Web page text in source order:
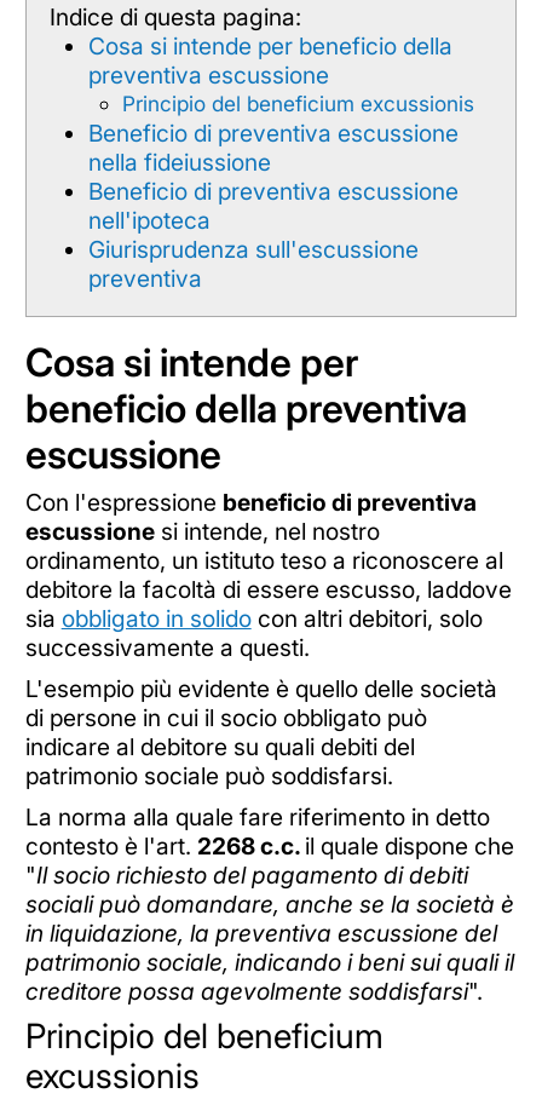
Indice di questa pagina:
Cosa si intende per beneficio della
preventiva escussione
Principio del beneficium excussionis
Beneficio di preventiva escussione
nella fideiussione
Beneficio di preventiva escussione
nell'ipoteca
Giurisprudenza sull'escussione
preventiva
Cosa si intende per
beneficio della preventiva
escussione
Con l'espressione beneficio di preventiva
escussionesi intende, nel nostro
ordinamento, un istituto teso a riconoscere al
debitore la facoltà di essere escusso, laddove
sia obbligato in solidocon altri debitori, solo
successivamente a questi.
L'esempio più evidente è quello delle società
di persone in cui il socio obbligato può
indicare al debitore su quali debiti del
patrimonio sociale può soddisfarsi.
La norma alla quale fare riferimento in detto
contesto è l'art. 2268 c.c. il quale dispone che
"Il socio richiesto del pagamento di debiti
sociali può domandare, anche se la società è
in liquidazione, la preventiva escussione del
patrimonio sociale, indicando i beni sui quali il
creditore possa agevolmente soddisfarsi".
Principio del beneficium
excussionis